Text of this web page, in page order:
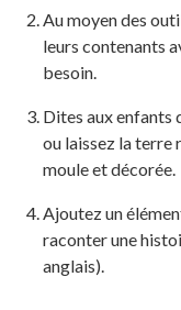
Au moyen des
leurs contenants
besoin.
Dites aux enfants
ou laissez la terre
moule et décorée.
Ajoutez un
raconter une
anglais).